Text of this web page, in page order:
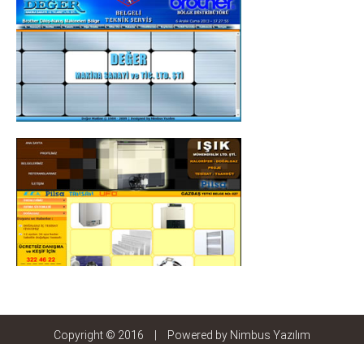
Copyright © 2016 Powered by Nimbus Yazılım